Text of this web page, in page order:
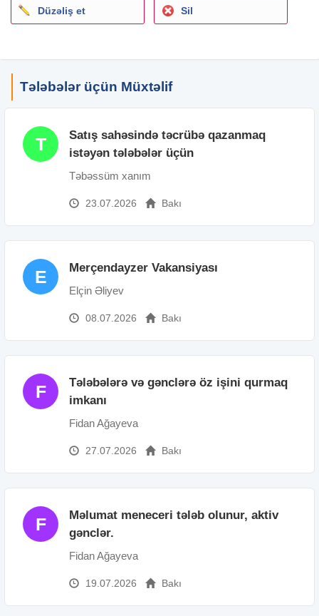
Düzəliş et Sil
Tələbələr üçün Müxtəlif
T
Satış sahəsində təcrübə qazanmaq
istəyən tələbələr üçün
Təbəssüm xanım
23.07.2026 Bakı
E Merçendayzer Vakansiyası
Elçin Əliyev
08.07.2026 Bakı
F
Tələbələrə və gənclərə öz işini qurmaq
imkanı
Fidan Ağayeva
27.07.2026 Bakı
F
Məlumat meneceri tələb olunur, aktiv
gənclər.
Fidan Ağayeva
19.07.2026 Bakı